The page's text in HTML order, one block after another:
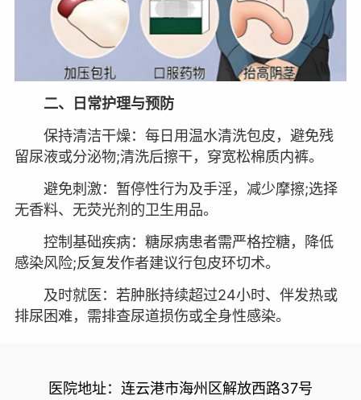
二、日常护理与预防
保持清洁干燥：每日用温水清洗包皮，避免残
留尿液或分泌物;清洗后擦干，穿宽松棉质内裤。
避免刺激：暂停性行为及手淫，减少摩擦;选择
无香料、无荧光剂的卫生用品。
控制基础疾病：糖尿病患者需严格控糖，降低
感染风险;反复发作者建议行包皮环切术。
及时就医：若肿胀持续超过24小时、伴发热或
排尿困难，需排查尿道损伤或全身性感染。
医院地址：连云港市海州区解放西路37号